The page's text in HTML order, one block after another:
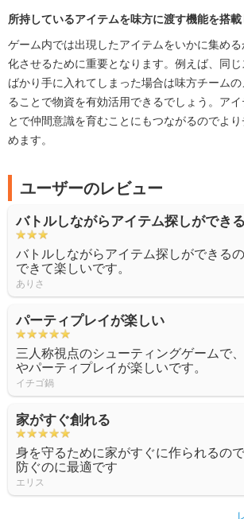
所持しているアイテムを味方に渡す機能を搭
ゲーム内では出現したアイテムをいかに集め
化させるために重要となります。例えば、同
ばかり手に入れてしまった場合は味方チーム
ることで物資を有効活用できるでしょう。ア
とで仲間意識を育むことにもつながるのでよ
めます。
ユーザーのレビュー
バトルしながらアイテム探しができる
バトルしながらアイテム探しができる
できて楽しいです。
ありさ
パーティプレイが楽しい
三人称視点のシューティングゲームで
やパーティプレイが楽しいです。
イチゴ鍋
家がすぐ創れる
身を守るために家がすぐに作られるの
防ぐのに最適です
エリス